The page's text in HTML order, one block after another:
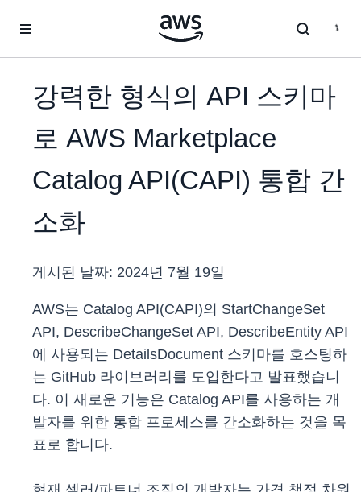
강력한 형식의 API 스키마
로 AWS Marketplace
Catalog API(CAPI) 통합 간
소화
게시된 날짜: 2024년 7월 19일
AWS는 Catalog API(CAPI)의 StartChangeSet
API, DescribeChangeSet API, DescribeEntity API
에 사용되는 DetailsDocument 스키마를 호스팅하
는 GitHub 라이브러리를 도입한다고 발표했습니
다. 이 새로운 기능은 Catalog API를 사용하는 개
발자를 위한 통합 프로세스를 간소화하는 것을 목
표로 합니다.